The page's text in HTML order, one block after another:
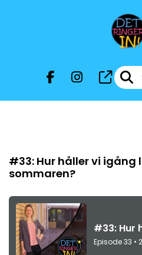
#33: Hur håller vi igång
sommaren?